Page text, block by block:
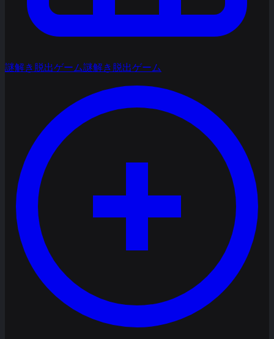
謎解き脱出ゲーム謎解き脱出ゲーム